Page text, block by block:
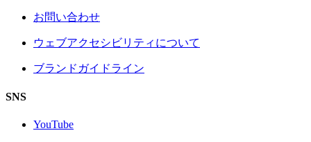
お問い合わせ
ウェブアクセシビリティについて
ブランドガイドライン
SNS
YouTube